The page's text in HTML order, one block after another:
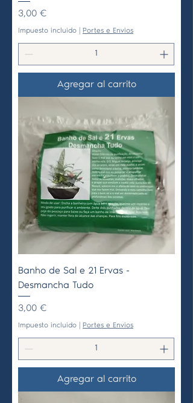
Precio
3,00 €
Impuesto incluido Portes e Envios
Agregar al carrito
Banho de Sal e 21 Ervas -
Desmancha Tudo
Precio
3,00 €
Impuesto incluido Portes e Envios
Agregar al carrito